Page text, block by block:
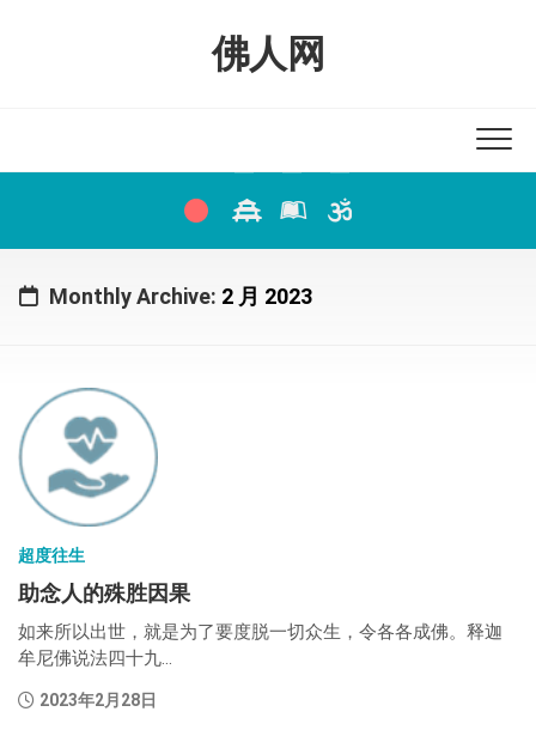
佛人网
Monthly Archive: 2 月 2023
超度往生
助念人的殊胜因果
如来所以出世，就是为了要度脱一切众生，令各各成佛。释迦
牟尼佛说法四十九...
2023年2月28日